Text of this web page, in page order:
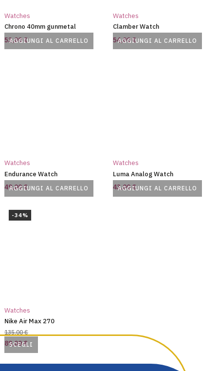
AGGIUNGI AL CARRELLO
Watches
Chrono 40mm gunmetal
53,00€ AGGIUNGI AL CARRELLO
Watches
Clamber Watch
54,00€
AGGIUNGI AL CARRELLO
Watches
Endurance Watch
49,00€ AGGIUNGI AL CARRELLO
Watches
Luma Analog Watch
43,00€
-34%
SCEGLI
Watches
Nike Air Max 270
135,00€
Il
prezzo
originale
89,00€Il
prezzo
attuale